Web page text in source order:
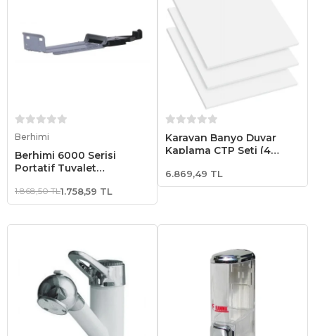
Berhimi
Berhimi 6000 Serisi
Portatif Tuvalet
1.868,50 TL1.758,59 TL
Karavan Banyo Duvar
Kaplama CTP Seti (4
6.869,49 TL